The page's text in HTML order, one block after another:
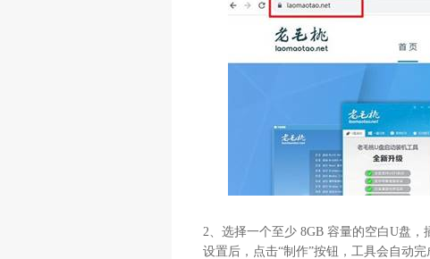
2、选择一个至少 8GB 容量的空白U盘，
设置后，点击“制作”按钮，工具会自动完